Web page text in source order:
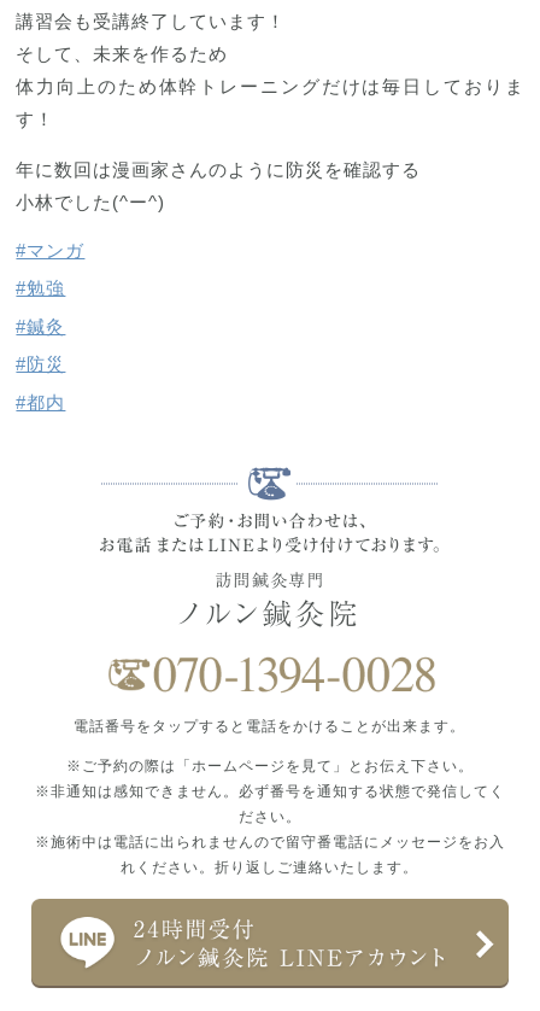
講習会も受講終了しています！
そして、未来を作るため
体力向上のため体幹トレーニングだけは毎日しておりま
す！
年に数回は漫画家さんのように防災を確認する
小林でした(^ー^)
#マンガ
#勉強
#鍼灸
#防災
#都内
電話番号をタップすると電話をかけることが出来ます。
※ご予約の際は「ホームページを見て」とお伝え下さい。
※非通知は感知できません。必ず番号を通知する状態で発信してく
ださい。
※施術中は電話に出られませんので留守番電話にメッセージをお入
れください。折り返しご連絡いたします。